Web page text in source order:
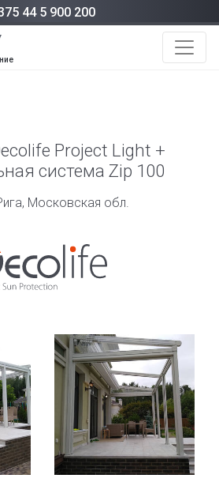
44 5 900 200
Project Light +
система Zip 100
Московская обл.